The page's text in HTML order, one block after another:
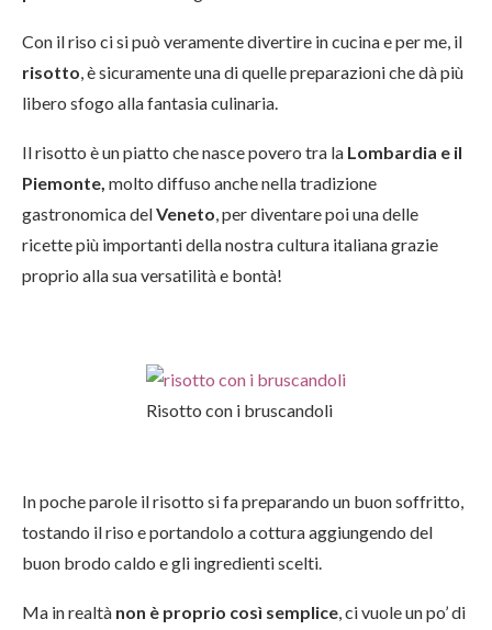
Con ilriso ci si può veramente divertire in cucina e per me, il
risotto , è sicuramente una di quelle preparazioni che dà più
libero sfogo alla fantasia culinaria.
Il risotto è un piatto che nasce povero tra la Lombardia e il
Piemonte, molto diffuso anche nella tradizione
gastronomica delVeneto , per diventare poi una delle
ricette più importanti della nostra cultura italiana grazie
proprio alla sua versatilità e bontà!
Risotto con i bruscandoli
In poche parole il risotto si fa preparando un buon soffritto,
tostando il riso e portandolo a cottura aggiungendo del
buon brodo caldo e gli ingredienti scelti.
Ma in realtà non è proprio così semplice , ci vuole un po’ di